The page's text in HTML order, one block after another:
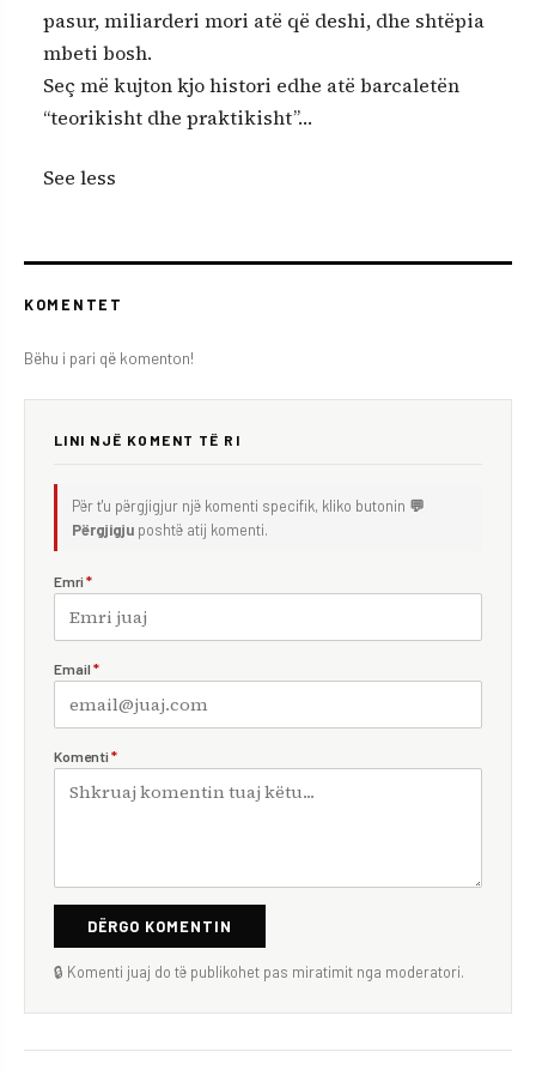
pasur, miliarderi mori atë që deshi, dhe shtëpia
mbeti bosh.
Seç më kujton kjo histori edhe atë barcaletën
“teorikisht dhe praktikisht”…
See less
KOMENTET
Bëhu i pari që komenton!
LINI NJË KOMENT TË RI
Për t'u përgjigjur një komenti specifik, kliko butonin 💬
Përgjigju poshtë atij komenti.
Emri *
Email *
Komenti *
DËRGO KOMENTIN
🔒 Komenti juaj do të publikohet pas miratimit nga moderatori.